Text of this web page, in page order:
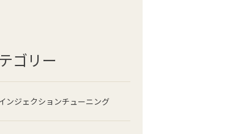
ゴリー
ンジェクションチューニング